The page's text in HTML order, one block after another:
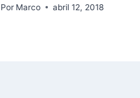
Por Marco abril 12, 2018